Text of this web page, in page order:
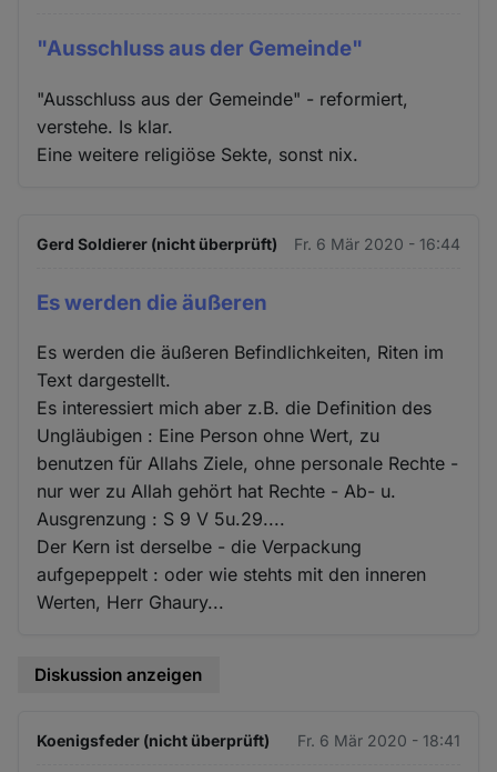
"Ausschluss aus der Gemeinde"
"Ausschluss aus der Gemeinde" - reformiert,
verstehe. Is klar.
Eine weitere religiöse Sekte, sonst nix.
Gerd Soldierer (nicht überprüft) Fr. 6 Mär 2020 - 16:44
Es werden die äußeren
Es werden die äußeren Befindlichkeiten, Riten im
Text dargestellt.
Es interessiert mich aber z.B. die Definition des
Ungläubigen : Eine Person ohne Wert, zu
benutzen für Allahs Ziele, ohne personale Rechte -
nur wer zu Allah gehört hat Rechte - Ab- u.
Ausgrenzung : S 9 V 5u.29....
Der Kern ist derselbe - die Verpackung
aufgepeppelt : oder wie stehts mit den inneren
Werten, Herr Ghaury...
Diskussion anzeigen
Koenigsfeder (nicht überprüft) Fr. 6 Mär 2020 - 18:41